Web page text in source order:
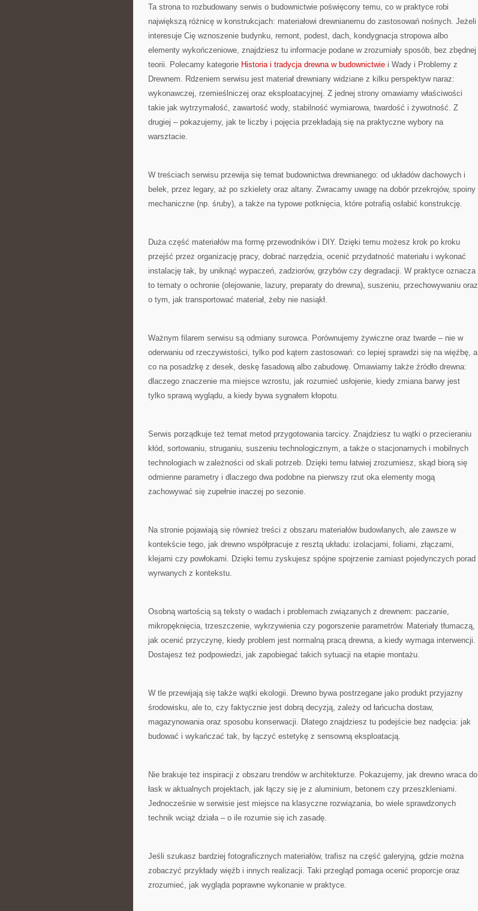
Ta strona to rozbudowany serwis o budownictwie poświęcony temu, co w praktyce robi
największą różnicę w konstrukcjach: materiałowi drewnianemu do zastosowań nośnych. Jeżeli
interesuje Cię wznoszenie budynku, remont, podest, dach, kondygnacja stropowa albo
elementy wykończeniowe, znajdziesz tu informacje podane w zrozumiały sposób, bez zbędnej
teorii. Polecamy kategorie Historia i tradycja drewna w budownictwie i Wady i Problemy z
Drewnem. Rdzeniem serwisu jest materiał drewniany widziane z kilku perspektyw naraz:
wykonawczej, rzemieślniczej oraz eksploatacyjnej. Z jednej strony omawiamy właściwości
takie jak wytrzymałość, zawartość wody, stabilność wymiarowa, twardość i żywotność. Z
drugiej – pokazujemy, jak te liczby i pojęcia przekładają się na praktyczne wybory na
warsztacie.
W treściach serwisu przewija się temat budownictwa drewnianego: od układów dachowych i
belek, przez legary, aż po szkielety oraz altany. Zwracamy uwagę na dobór przekrojów, spoiny
mechaniczne (np. śruby), a także na typowe potknięcia, które potrafią osłabić konstrukcję.
Duża część materiałów ma formę przewodników i DIY. Dzięki temu możesz krok po kroku
przejść przez organizację pracy, dobrać narzędzia, ocenić przydatność materiału i wykonać
instalację tak, by uniknąć wypaczeń, zadziorów, grzybów czy degradacji. W praktyce oznacza
to tematy o ochronie (olejowanie, lazury, preparaty do drewna), suszeniu, przechowywaniu oraz
o tym, jak transportować materiał, żeby nie nasiąkł.
Ważnym filarem serwisu są odmiany surowca. Porównujemy żywiczne oraz twarde – nie w
oderwaniu od rzeczywistości, tylko pod kątem zastosowań: co lepiej sprawdzi się na więźbę, a
co na posadzkę z desek, deskę fasadową albo zabudowę. Omawiamy także źródło drewna:
dlaczego znaczenie ma miejsce wzrostu, jak rozumieć usłojenie, kiedy zmiana barwy jest
tylko sprawą wyglądu, a kiedy bywa sygnałem kłopotu.
Serwis porządkuje też temat metod przygotowania tarcicy. Znajdziesz tu wątki o przecieraniu
kłód, sortowaniu, struganiu, suszeniu technologicznym, a także o stacjonarnych i mobilnych
technologiach w zależności od skali potrzeb. Dzięki temu łatwiej zrozumiesz, skąd biorą się
odmienne parametry i dlaczego dwa podobne na pierwszy rzut oka elementy mogą
zachowywać się zupełnie inaczej po sezonie.
Na stronie pojawiają się również treści z obszaru materiałów budowlanych, ale zawsze w
kontekście tego, jak drewno współpracuje z resztą układu: izolacjami, foliami, złączami,
klejami czy powłokami. Dzięki temu zyskujesz spójne spojrzenie zamiast pojedynczych porad
wyrwanych z kontekstu.
Osobną wartością są teksty o wadach i problemach związanych z drewnem: paczanie,
mikropęknięcia, trzeszczenie, wykrzywienia czy pogorszenie parametrów. Materiały tłumaczą,
jak ocenić przyczynę, kiedy problem jest normalną pracą drewna, a kiedy wymaga interwencji.
Dostajesz też podpowiedzi, jak zapobiegać takich sytuacji na etapie montażu.
W tle przewijają się także wątki ekologii. Drewno bywa postrzegane jako produkt przyjazny
środowisku, ale to, czy faktycznie jest dobrą decyzją, zależy od łańcucha dostaw,
magazynowania oraz sposobu konserwacji. Dlatego znajdziesz tu podejście bez nadęcia: jak
budować i wykańczać tak, by łączyć estetykę z sensowną eksploatacją.
Nie brakuje też inspiracji z obszaru trendów w architekturze. Pokazujemy, jak drewno wraca do
łask w aktualnych projektach, jak łączy się je z aluminium, betonem czy przeszkleniami.
Jednocześnie w serwisie jest miejsce na klasyczne rozwiązania, bo wiele sprawdzonych
technik wciąż działa – o ile rozumie się ich zasadę.
Jeśli szukasz bardziej fotograficznych materiałów, trafisz na część galeryjną, gdzie można
zobaczyć przykłady więźb i innych realizacji. Taki przegląd pomaga ocenić proporcje oraz
zrozumieć, jak wygląda poprawne wykonanie w praktyce.